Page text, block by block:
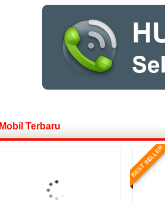
Mobil Terbaru
BEST SELLER